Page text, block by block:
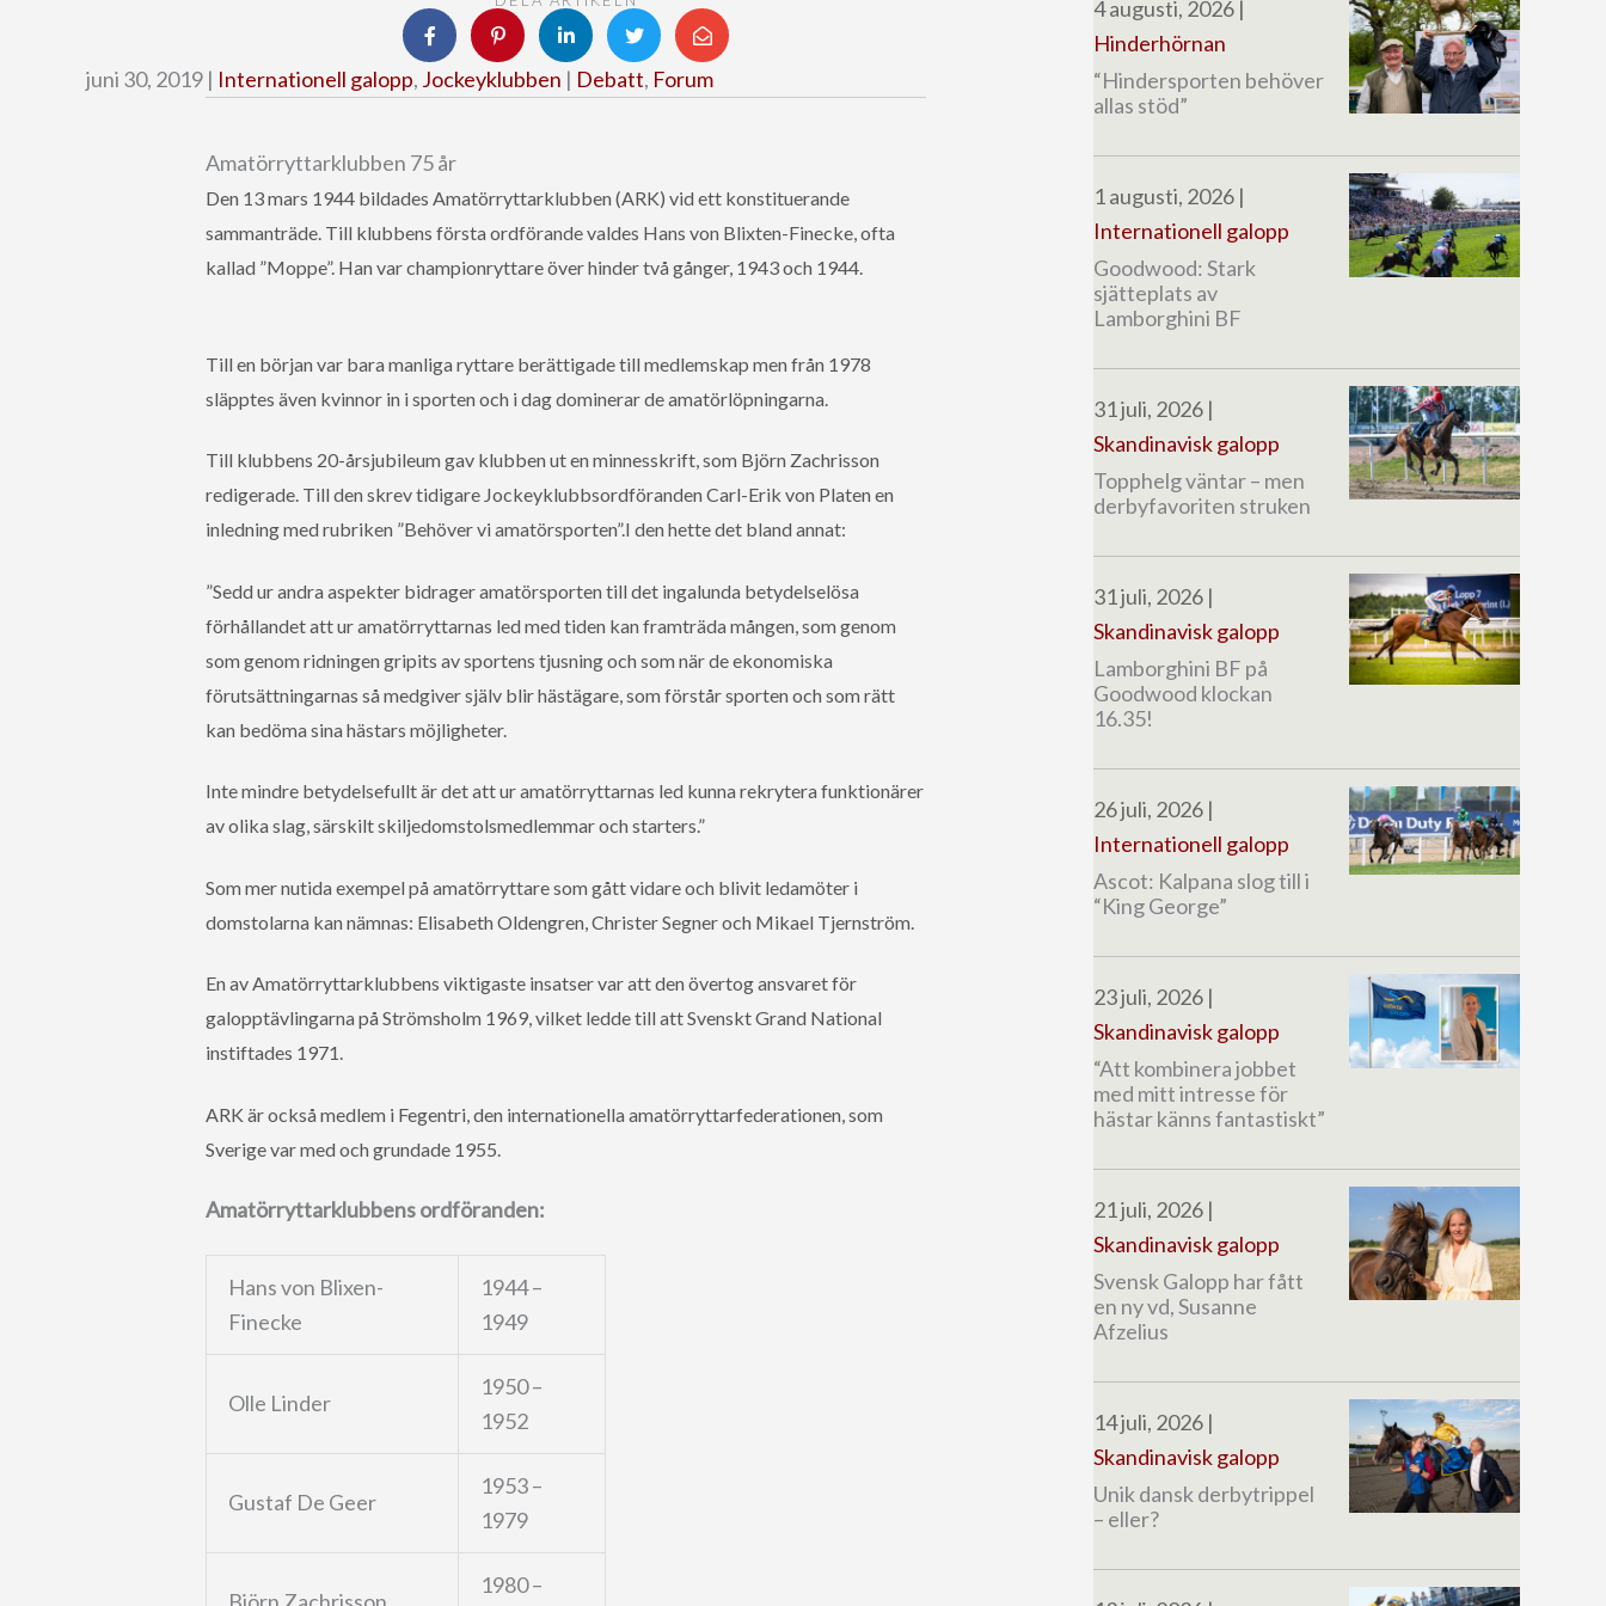
juni 30, 2019 | Internationell galopp, Jockeyklubben | Debatt, Forum
Amatörryttarklubben 75 år
Den 13 mars 1944 bildades Amatörryttarklubben (ARK) vid ett konstituerande
sammanträde. Till klubbens första ordförande valdes Hans von Blixten-Finecke, ofta
kallad ”Moppe”. Han var championryttare över hinder två gånger, 1943 och 1944.
Till en början var bara manliga ryttare berättigade till medlemskap men från 1978
släpptes även kvinnor in i sporten och i dag dominerar de amatörlöpningarna.
Till klubbens 20-årsjubileum gav klubben ut en minnesskrift, som Björn Zachrisson
redigerade. Till den skrev tidigare Jockeyklubbsordföranden Carl-Erik von Platen en
inledning med rubriken ”Behöver vi amatörsporten”.I den hette det bland annat:
”Sedd ur andra aspekter bidrager amatörsporten till det ingalunda betydelselösa
förhållandet att ur amatörryttarnas led med tiden kan framträda mången, som genom
som genom ridningen gripits av sportens tjusning och som när de ekonomiska
förutsättningarnas så medgiver själv blir hästägare, som förstår sporten och som rätt
kan bedöma sina hästars möjligheter.
Inte mindre betydelsefullt är det att ur amatörryttarnas led kunna rekrytera funktionärer
av olika slag, särskilt skiljedomstolsmedlemmar och starters.”
Som mer nutida exempel på amatörryttare som gått vidare och blivit ledamöter i
domstolarna kan nämnas: Elisabeth Oldengren, Christer Segner och Mikael Tjernström.
En av Amatörryttarklubbens viktigaste insatser var att den övertog ansvaret för
galopptävlingarna på Strömsholm 1969, vilket ledde till att Svenskt Grand National
instiftades 1971.
ARK är också medlem i Fegentri, den internationella amatörryttarfederationen, som
Sverige var med och grundade 1955.
Amatörryttarklubbens ordföranden:
Hans von Blixen-
Finecke
1944 –
1949
Olle Linder
1950 –
1952
Gustaf De Geer
1953 –
1979
Björn Zachrisson
1980 –
4 augusti, 2026 |
Hinderhörnan
“Hindersporten behöver
allas stöd”
1 augusti, 2026 |
Internationell galopp
Goodwood: Stark
sjätteplats av
Lamborghini BF
31 juli, 2026 |
Skandinavisk galopp
Topphelg väntar – men
derbyfavoriten struken
31 juli, 2026 |
Skandinavisk galopp
Lamborghini BF på
Goodwood klockan
16.35!
26 juli, 2026 |
Internationell galopp
Ascot: Kalpana slog till i
“King George”
23 juli, 2026 |
Skandinavisk galopp
“Att kombinera jobbet
med mitt intresse för
hästar känns fantastiskt”
21 juli, 2026 |
Skandinavisk galopp
Svensk Galopp har fått
en ny vd, Susanne
Afzelius
14 juli, 2026 |
Skandinavisk galopp
Unik dansk derbytrippel
– eller?